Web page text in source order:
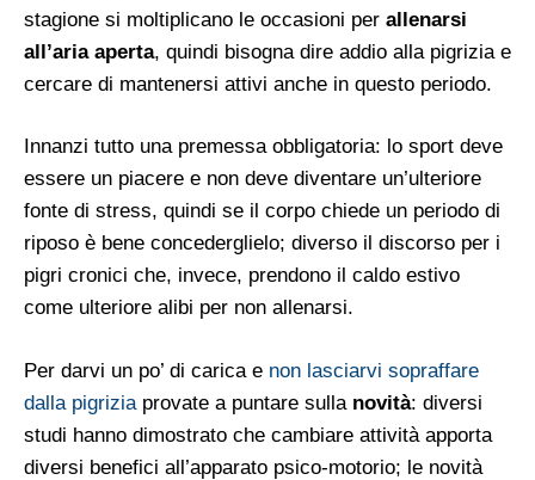
stagione si moltiplicano le occasioni per allenarsi
all’aria aperta, quindi bisogna dire addio alla pigrizia e
cercare di mantenersi attivi anche in questo periodo.
Innanzi tutto una premessa obbligatoria: lo sport deve
essere un piacere e non deve diventare un’ulteriore
fonte di stress, quindi se il corpo chiede un periodo di
riposo è bene concederglielo; diverso il discorso per i
pigri cronici che, invece, prendono il caldo estivo
come ulteriore alibi per non allenarsi.
Per darvi un po’ di carica e non lasciarvi sopraffare
dalla pigrizia provate a puntare sulla novità: diversi
studi hanno dimostrato che cambiare attività apporta
diversi benefici all’apparato psico-motorio; le novità